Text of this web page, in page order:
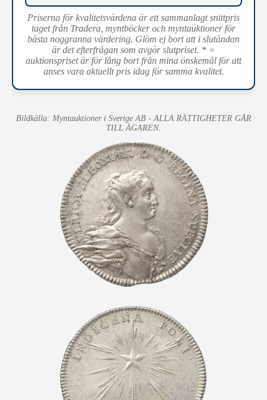
Priserna för kvalitetsvärdena är ett sammanlagt snittpris
taget från Tradera, myntböcker och myntauktioner för
bästa noggranna värdering. Glöm ej bort att i slutändan
är det efterfrågan som avgör slutpriset. * =
auktionspriset är för lång bort från mina önskemål för att
anses vara aktuellt pris idag för samma kvalitet.
Bildkälla: Myntauktioner i Sverige AB - ALLA RÄTTIGHETER GÅR
TILL ÄGAREN.